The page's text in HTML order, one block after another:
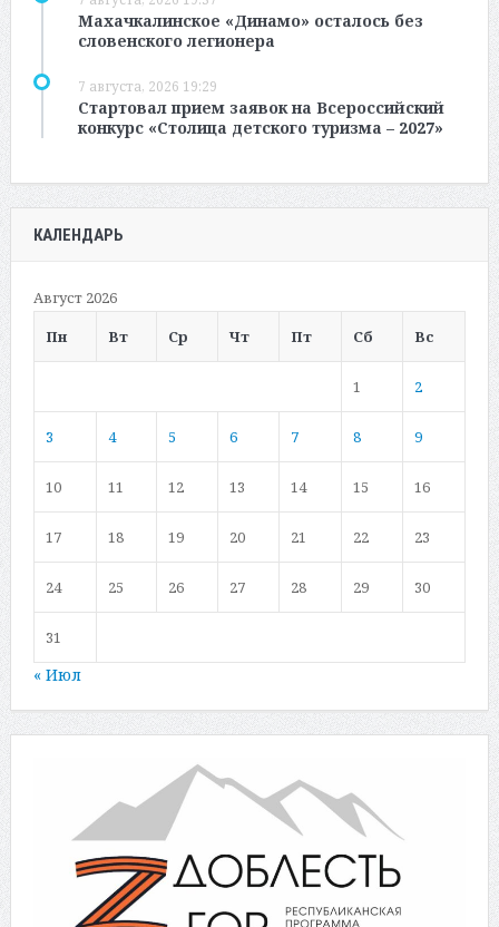
Махачкалинское «Динамо» осталось без
словенского легионера
7 августа, 2026 19:29
Стартовал прием заявок на Всероссийский
конкурс «Столица детского туризма – 2027»
КАЛЕНДАРЬ
Август 2026
Пн
Вт Ср Чт Пт Сб Вс
1 2
3 4 5 6 7 8 9
10 11 12 13 14 15 16
17 18 19 20 21 22 23
24 25 26 27 28 29 30
31
« Июл